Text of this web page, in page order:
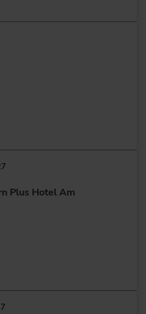
Plus Hotel Am